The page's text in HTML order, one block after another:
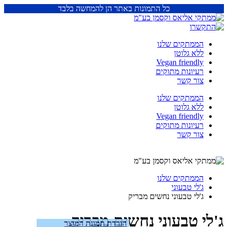
כל התמונות באתר הן להמחשה בלבד
הממתקים שלנו
ללא גלוטן
Vegan friendly
רעיונות מתוקים
צור קשר
הממתקים שלנו
ללא גלוטן
Vegan friendly
רעיונות מתוקים
צור קשר
הממתקים שלנו
ג'לי טבעוני
ג'לי טבעוני נחשים מבריק
ג'לי טבעוני נחשים מבריק
הורדת תמונת המוצר